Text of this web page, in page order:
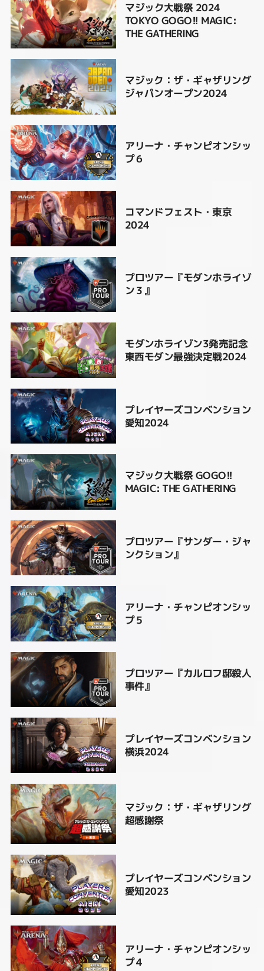
マジック大戦祭 2024
TOKYO GOGO!! MAGIC:
THE GATHERING
マジック：ザ・ギャザリング
ジャパンオープン2024
アリーナ・チャンピオンシッ
プ６
コマンドフェスト・東京
2024
プロツアー『モダンホライゾ
ン３』
モダンホライゾン3発売記念
東西モダン最強決定戦2024
プレイヤーズコンベンション
愛知2024
マジック大戦祭 GOGO!!
MAGIC: THE GATHERING
プロツアー『サンダー・ジャ
ンクション』
アリーナ・チャンピオンシッ
プ５
プロツアー『カルロフ邸殺人
事件』
プレイヤーズコンベンション
横浜2024
マジック：ザ・ギャザリング
超感謝祭
プレイヤーズコンベンション
愛知2023
アリーナ・チャンピオンシッ
プ４